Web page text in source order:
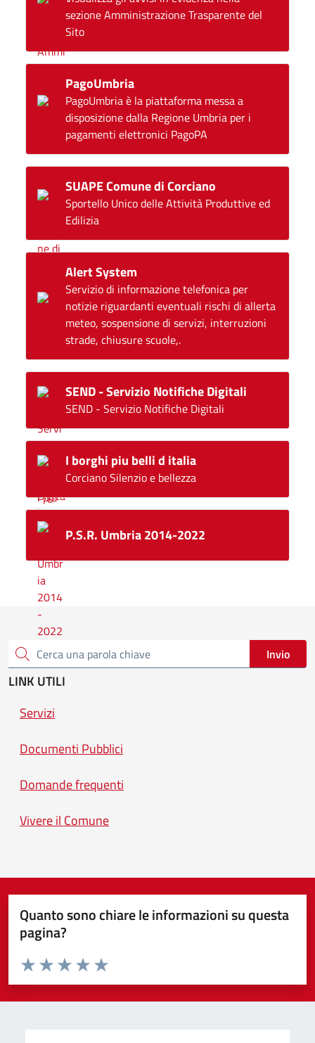
sezione Amministrazione Trasparente del
Sito
PagoUmbria
PagoUmbria è la piattaforma messa a
disposizione dalla Regione Umbria per i
pagamenti elettronici PagoPA
SUAPE Comune di Corciano
Sportello Unico delle Attività Produttive ed
Edilizia
Alert System
Servizio di informazione telefonica per
notizie riguardanti eventuali rischi di allerta
meteo, sospensione di servizi, interruzioni
strade, chiusure scuole,.
SEND - Servizio Notifiche Digitali
SEND - Servizio Notifiche Digitali
I borghi piu belli d italia
Corciano Silenzio e bellezza
P.S.R. Umbria 2014-2022
Cerca una parola chiave Invio
LINK UTILI
Servizi
Documenti Pubblici
Domande frequenti
Vivere il Comune
Quanto sono chiare le informazioni su questa
pagina?
Valuta da 1 a 5 stelle la pagina
Valuta 5 stelle su 5
Valuta 4 stelle su 5
Valuta 3 stelle su 5
Valuta 2 stelle su 5
Valuta 1 stelle su 5